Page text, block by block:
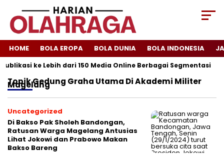
HOME BOLA EROPA BOLA DUNIA BOLA INDONESIA
ke Lebih dari 150 Media Online Berbagai Segmentasi
TopikGedung Graha Utama Di Akademi Militer
Magelang
Uncategorized
Di Bakso Pak Sholeh Bandongan,
Ratusan Warga Magelang Antusias
Lihat Jokowi dan Prabowo Makan
Bakso Bareng